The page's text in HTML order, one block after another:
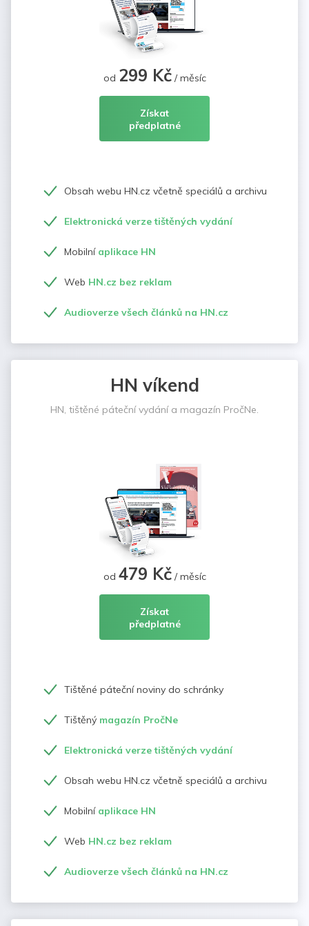
od 299 Kč/ měsíc
Získat
předplatné
Obsah webu HN.cz včetně speciálů a archivu
Elektronická verze tištěných vydání
Mobilní aplikace HN
Web HN.cz bez reklam
Audioverze všech článků na HN.cz
HN víkend
HN, tištěné páteční vydání a magazín PročNe.
od 479 Kč/ měsíc
Získat
předplatné
Tištěné páteční noviny do schránky
Tištěný magazín PročNe
Elektronická verze tištěných vydání
Obsah webu HN.cz včetně speciálů a archivu
Mobilní aplikace HN
Web HN.cz bez reklam
Audioverze všech článků na HN.cz